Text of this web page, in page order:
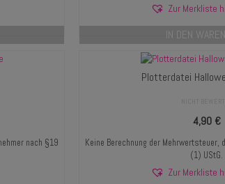
Zur Merkliste
IN DEN
nach §19
Plotterdatei
4,90 €
Keine Berechnung der Mehrwertsteuer,
(1) UStG.
Zur Merkliste